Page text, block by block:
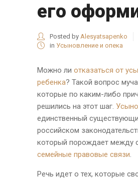
его
Posted by Alesyatsapenko
in Усыновление и опека
Можно ли отказаться от
ребенка? Такой вопрос
которые по каким-либо
решились на этот шаг.
единственный
российском
который порождает между
семейные правовые связи.
Речь идет о тех, которые